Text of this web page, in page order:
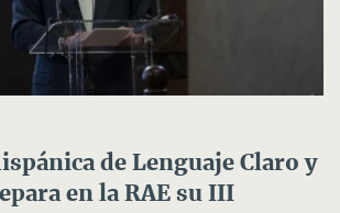
de Lenguaje Claro y
en la RAE su III